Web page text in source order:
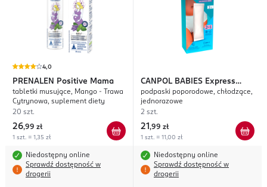
4,0
PRENALEN Positive Mama
tabletki musujące, Mango - Trawa
Cytrynowa, suplement diety
20 szt.
26,99 zł
1 szt. = 1,35 zł
Niedostępny online
Sprawdź dostępność w
drogerii
CANPOL BABIES Express
Care
podpaski poporodowe, chłodzące,
jednorazowe
2 szt.
21 ,99 zł
1 szt. = 11,00 zł
Niedostępny online
Sprawdź dostępność w
drogerii